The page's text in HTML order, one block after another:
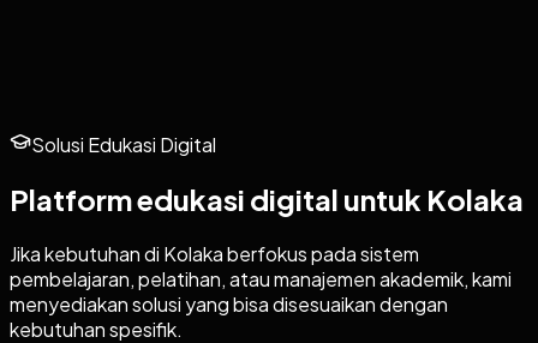
Solusi Edukasi Digital
Platform edukasi digital untuk Kolaka
Jika kebutuhan di Kolakaberfokus pada sistem
pembelajaran, pelatihan, atau manajemen akademik, kami
menyediakan solusi yang bisa disesuaikan dengan
kebutuhan spesifik.